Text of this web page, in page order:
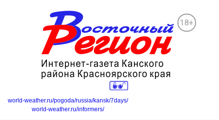
18+
world-weather.ru/pogoda/russia/kansk/7days/
world-weather.ru/informers/